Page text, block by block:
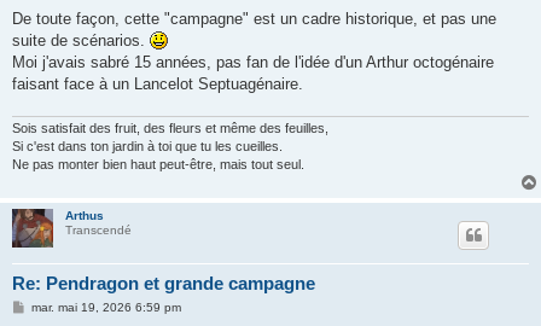
De toute façon, cette "campagne" est un cadre historique, et pas une
suite de scénarios.
Moi j'avais sabré 15 années, pas fan de l'idée d'un Arthur octogénaire
faisant face à un Lancelot Septuagénaire.
Sois satisfait des fruit, des fleurs et même des feuilles,
Si c'est dans ton jardin à toi que tu les cueilles.
Ne pas monter bien haut peut-être, mais tout seul.
Arthus
Transcendé
Re: Pendragon et grande campagne
Mmar. mai 19, 2026 6:59 pm